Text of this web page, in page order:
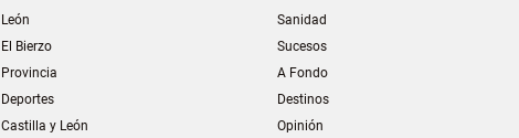
León
El Bierzo
Provincia
Deportes
Castilla y León
Sanidad
Sucesos
A Fondo
Destinos
Opinión